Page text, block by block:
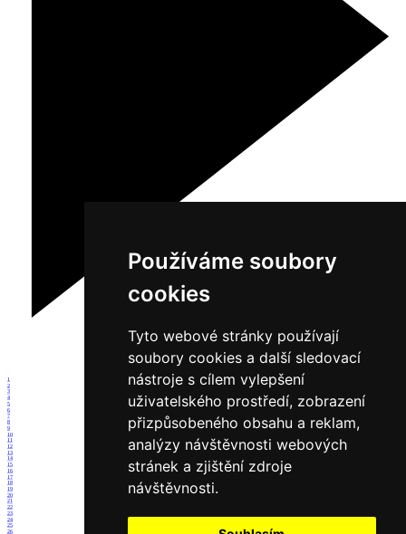
Používáme soubory
cookies
Tyto webové stránky používají
soubory cookies a další sledovací
nástroje s cílem vylepšení
uživatelského prostředí, zobrazení
přizpůsobeného obsahu a reklam,
analýzy návštěvnosti webových
stránek a zjištění zdroje
návštěvnosti.
1
2
3
4
5
6
7
8
9
10
11
12
13
14
15
16
17
18
19
20
21
22
23
24
25
26